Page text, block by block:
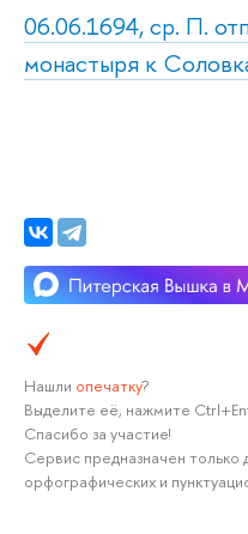
06.06.1694, ср. П.
монастыря к
Нашли опечатку?
Выделите её, нажмите
Спасибо за участие!
Сервис предназначен
орфографических и